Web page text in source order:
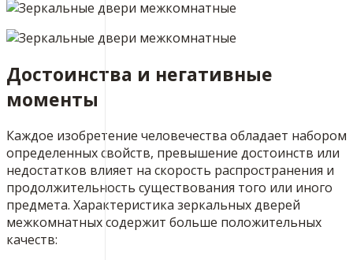
Достоинства и негативные
моменты
Каждое изобретение человечества обладает набором
определенных свойств, превышение достоинств или
недостатков влияет на скорость распространения и
продолжительность существования того или иного
предмета. Характеристика зеркальных дверей
межкомнатных содержит больше положительных
качеств: